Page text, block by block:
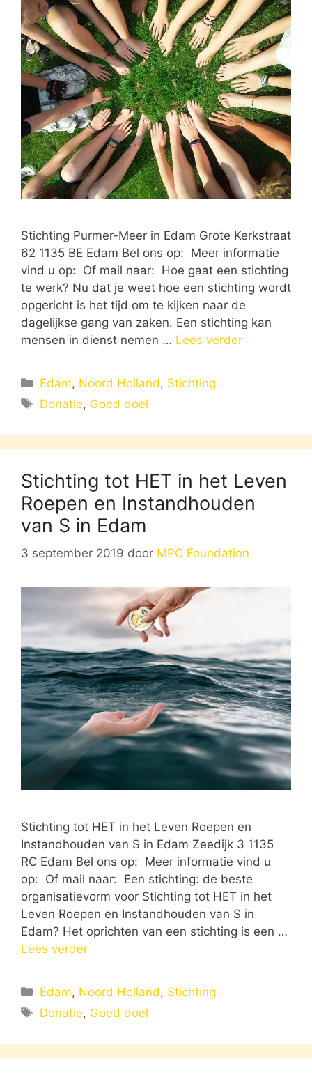
Stichting Purmer-Meer in Edam Grote Kerkstraat
62 1135 BE Edam Bel ons op: Meer informatie
vind u op: Of mail naar: Hoe gaat een stichting
te werk? Nu dat je weet hoe een stichting wordt
opgericht is het tijd om te kijken naar de
dagelijkse gang van zaken. Een stichting kan
mensen in dienst nemen … Lees verder
Categorieën
Edam, Noord Holland , Stichting
Tags
Donatie, Goed doel
Stichting tot HET in het Leven
Roepen en Instandhouden
van S in Edam
3 september 2019 door MPC Foundation
Stichting tot HET in het Leven Roepen en
Instandhouden van S in Edam Zeedijk 3 1135
RC Edam Bel ons op: Meer informatie vind u
op: Of mail naar: Een stichting: de beste
organisatievorm voor Stichting tot HET in het
Leven Roepen en Instandhouden van S in
Edam? Het oprichten van een stichting is een …
Lees verder
Categorieën
Edam, Noord Holland, Stichting
Tags
Donatie, Goed doel